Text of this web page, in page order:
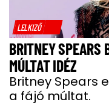
LELKIZŐ
BRITNEY SPEARS
MÚLTAT IDÉZ
Britney Spears
a fájó múltat.